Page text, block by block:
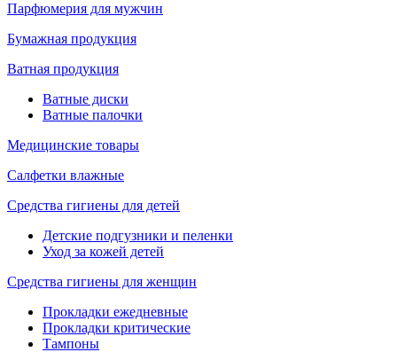
Парфюмерия для мужчин
Бумажная продукция
Ватная продукция
Ватные диски
Ватные палочки
Медицинские товары
Салфетки влажные
Средства гигиены для детей
Детские подгузники и пеленки
Уход за кожей детей
Средства гигиены для женщин
Прокладки ежедневные
Прокладки критические
Тампоны